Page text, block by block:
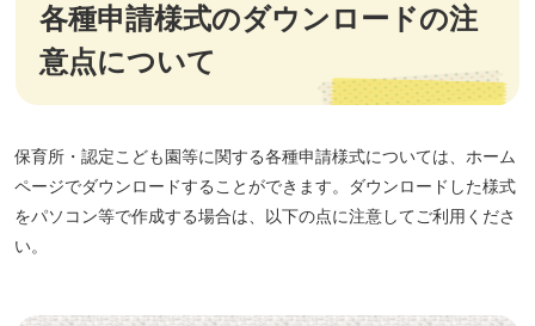
各種申請様式のダウンロードの注
意点について
保育所・認定こども園等に関する各種申請様式については、ホーム
ページでダウンロードすることができます。ダウンロードした様式
をパソコン等で作成する場合は、以下の点に注意してご利用くださ
い。